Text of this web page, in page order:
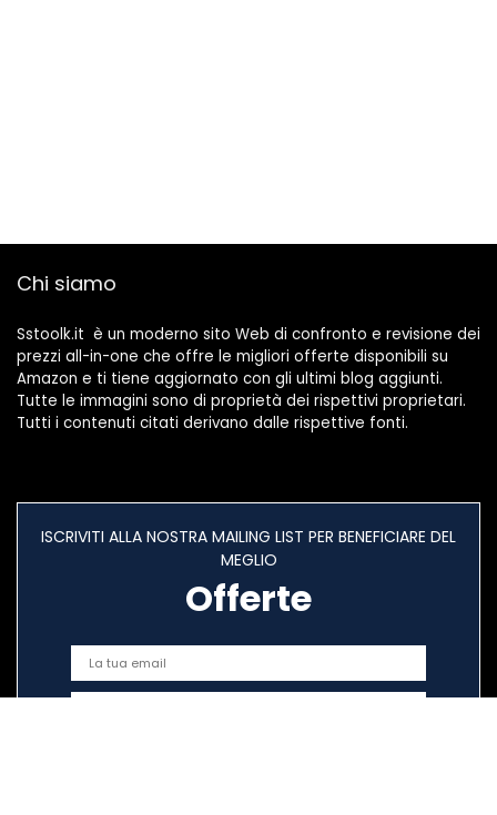
Chi siamo
Sstoolk.it è un moderno sito Web di confronto e revisione dei
prezzi all-in-one che offre le migliori offerte disponibili su
Amazon e ti tiene aggiornato con gli ultimi blog aggiunti.
Tutte le immagini sono di proprietà dei rispettivi proprietari.
Tutti i contenuti citati derivano dalle rispettive fonti.
ISCRIVITI ALLA NOSTRA MAILING LIST PER BENEFICIARE DEL
MEGLIO
Offerte